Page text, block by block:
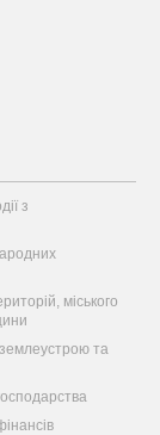
з
міського
землеустрою та